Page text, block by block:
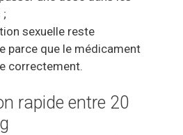
;
sexuelle reste
parce que le médicament
correctement.
rapide entre 20